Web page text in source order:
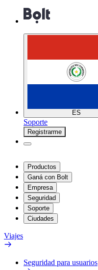
ES
Soporte
Registrarme
Productos
Ganá con Bolt
Empresa
Seguridad
Soporte
Ciudades
Viajes
Seguridad para usuarios